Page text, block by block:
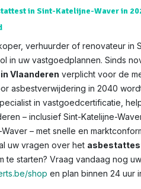
in Sint-Katelijne-Waver in
verhuurder of renovateur in
in uw vastgoedplannen. Sinds
Vlaanderen verplicht voor de
asbestverwijdering in 2040
in vastgoedcertificatie,
– inclusief Sint-Katelijne-
– met snelle en
uw vragen over het
te starten? Vraag vandaag nog
shop en plan binnen 24 uur